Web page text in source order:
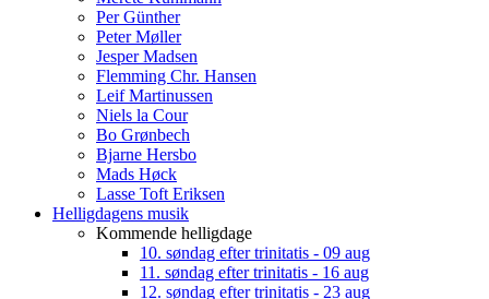
Per Günther
Peter Møller
Jesper Madsen
Flemming Chr. Hansen
Leif Martinussen
Niels la Cour
Bo Grønbech
Bjarne Hersbo
Mads Høck
Lasse Toft Eriksen
Helligdagens musik
Kommende helligdage
10. søndag efter trinitatis - 09 aug
11. søndag efter trinitatis - 16 aug
12. søndag efter trinitatis - 23 aug